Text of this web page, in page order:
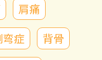
肩痛
弯症
背骨